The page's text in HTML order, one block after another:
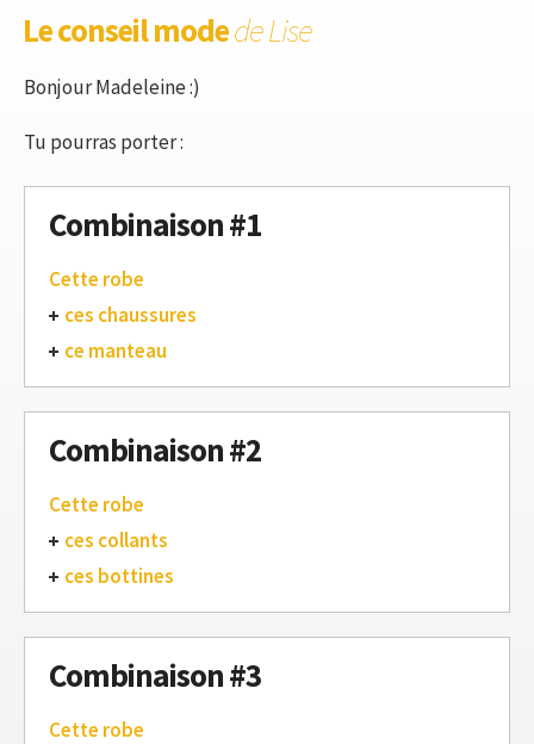
Le conseil modede Lise
Bonjour Madeleine :)
Tu pourras porter :
Combinaison #1
Cette robe
ces chaussures
ce manteau
Combinaison #2
Cette robe
ces collants
ces bottines
Combinaison #3
Cette robe